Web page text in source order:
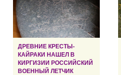
ДРЕВНИЕ КРЕСТЫ-
КАЙРАКИ НАШЕЛ В
КИРГИЗИИ РОССИЙСКИЙ
ВОЕННЫЙ ЛЕТЧИК